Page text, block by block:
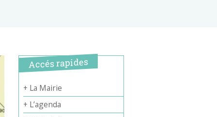
Accés rapides
+ La Mairie
+ L’agenda